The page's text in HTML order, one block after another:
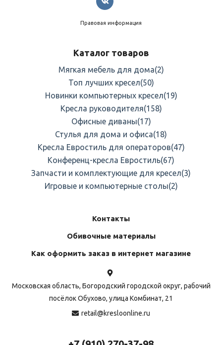
Правовая информация
Каталог товаров
Мягкая мебель для дома(2)
Топ лучших кресел(50)
Новинки компьютерных кресел(19)
Кресла руководителя(158)
Офисные диваны(17)
Стулья для дома и офиса(18)
Кресла Евростиль для операторов(47)
Конференц-кресла Евростиль(67)
Запчасти и комплектующие для кресел(3)
Игровые и компьютерные столы(2)
Контакты
Обивочные материалы
Как оформить заказ в интернет магазине
Московская область, Богородский городской округ, рабочий
посёлок Обухово, улица Комбинат, 21
retail@kresloonline.ru